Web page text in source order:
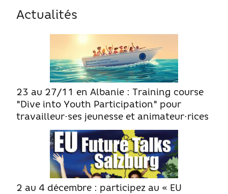
LOGEMENT
Chercher un logement
Qui peut m’informer et m’accompagner ?
Les aides au logement
S’installer et vivre dans mon logement
Annonces logement
Partir en vacances
Le Sport
Actualités
23 au 27/11 en Albanie : Training course
"Dive into Youth Participation" pour
travailleur·ses jeunesse et animateur·rices
2 au 4 décembre : participez au « EU